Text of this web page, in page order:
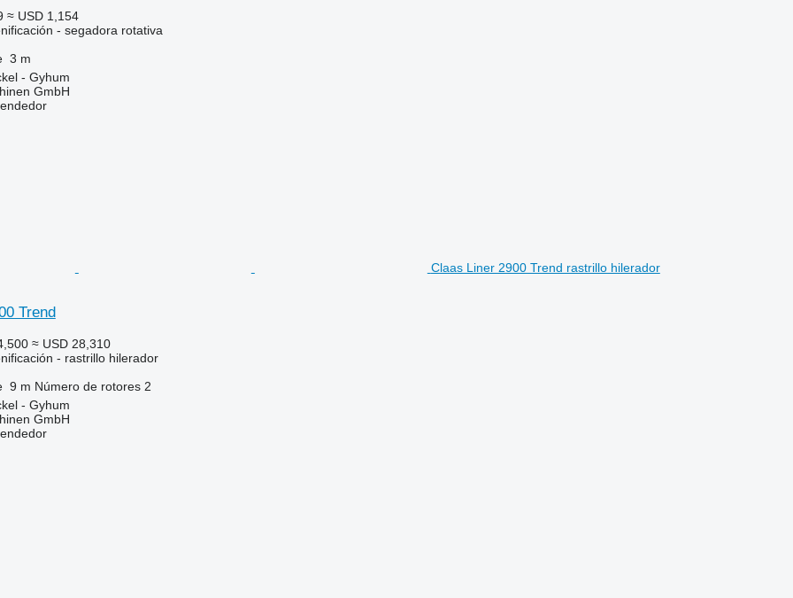
≈ USD 1,154
- segadora rotativa
3 m
- Gyhum
GmbH
Claas Liner 2900 Trend rastrillo hilerador
Trend
≈ USD 28,310
- rastrillo hilerador
9 m Número de rotores 2
- Gyhum
GmbH